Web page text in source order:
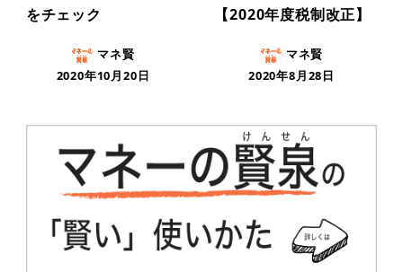
をチェック
マネ賢
2020年10月20日
【2020年度税制改正】
マネ賢
2020年8月28日